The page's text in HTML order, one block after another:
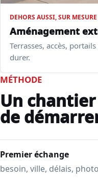
DEHORS AUSSI, SUR MESURE
Aménagement
Terrasses, accès,
durer.
MÉTHODE
Un
de
Premier échange
besoin, ville, délais,